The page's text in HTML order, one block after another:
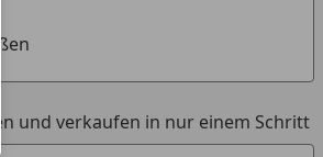
und verkaufen in nur einem Schritt